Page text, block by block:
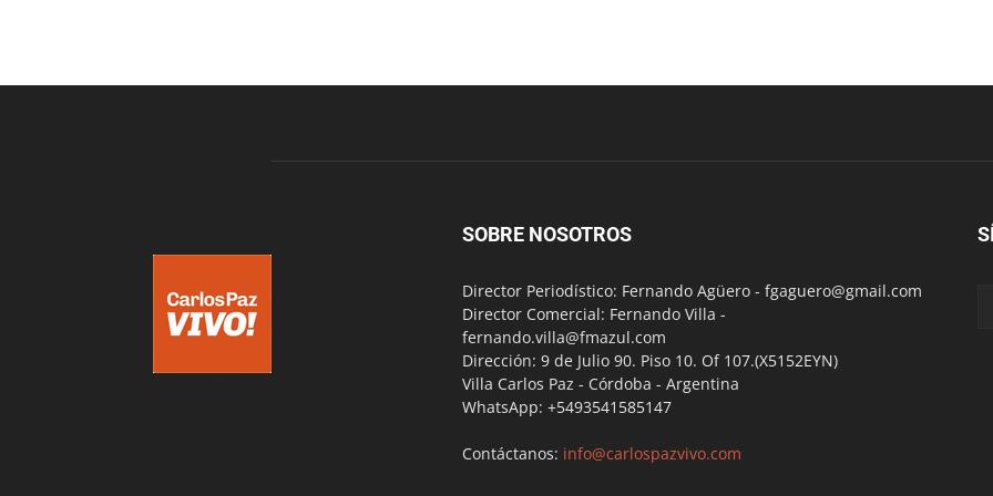
SOBRE NOSOTROS
Director Periodístico: Fernando Agüero - fgaguero@gmail.com
Director Comercial: Fernando Villa -
fernando.villa@fmazul.com
Dirección: 9 de Julio 90. Piso 10. Of 107.(X5152EYN)
Villa Carlos Paz - Córdoba - Argentina
WhatsApp: +5493541585147
Contáctanos: info@carlospazvivo.com